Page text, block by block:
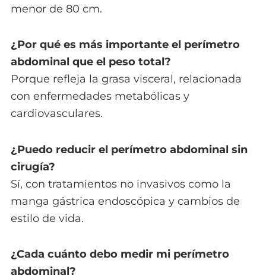
menor de 80 cm.
¿Por qué es más importante el perímetro
abdominal que el peso total?
Porque refleja la grasa visceral, relacionada
con enfermedades metabólicas y
cardiovasculares.
¿Puedo reducir el perímetro abdominal sin
cirugía?
Sí, con tratamientos no invasivos como la
manga gástrica endoscópica y cambios de
estilo de vida.
¿Cada cuánto debo medir mi perímetro
abdominal?